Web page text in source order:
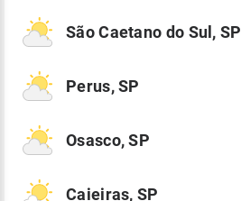
São Caetano do Sul, SP
Perus, SP
Osasco, SP
Caieiras, SP